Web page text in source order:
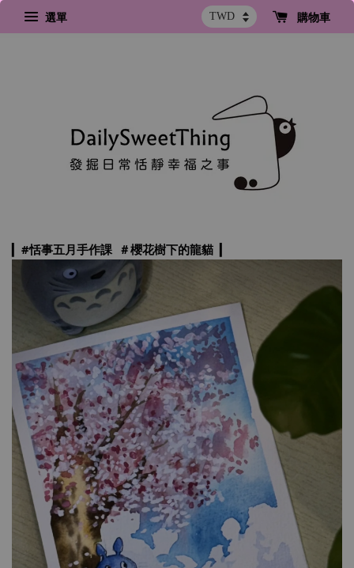
選單 購物車
#恬事五月手作課 ＃櫻花樹下的龍貓